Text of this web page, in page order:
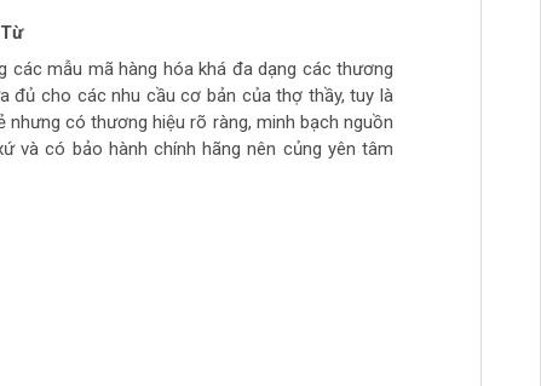
tự làm hàng chất lượng giá sinh viên, thich hợp
đi làm hằng ngày.. còn cao cấp ghé>>>>>>>>
>>>>>>>>
các mẫu mã hàng hóa khá đa dạng các thương
đủ cho các nhu cầu cơ bản của thợ thầy, tuy là
nhưng có thương hiệu rõ ràng, minh bạch nguồn
và có bảo hành chính hãng nên củng yên tâm
huynh
túi tiền, số lượng hàng ít, thường phải đợi đặt